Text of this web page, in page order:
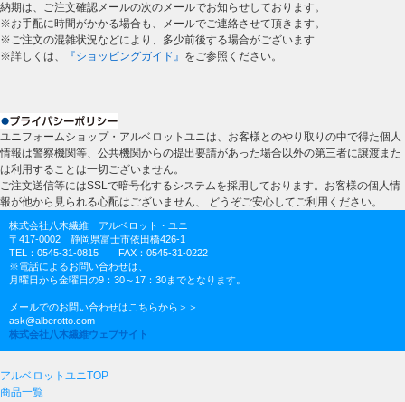
納期は、ご注文確認メールの次のメールでお知らせしております。
※お手配に時間がかかる場合も、メールでご連絡させて頂きます。
※ご注文の混雑状況などにより、多少前後する場合がございます
※詳しくは、
『ショッピングガイド』 をご参照ください。
ユニフォームショップ・アルベロットユニは、お客様とのやり取りの中で得た個人
情報は警察機関等、公共機関からの提出要請があった場合以外の第三者に譲渡また
は利用することは一切ございません。
ご注文送信等にはSSLで暗号化するシステムを採用しております。お客様の個人情
報が他から見られる心配はございません、 どうぞご安心してご利用ください。
株式会社八木繊維 アルベロット・ユニ
〒417-0002 静岡県富士市依田橋426-1
TEL：0545-31-0815 FAX：0545-31-0222
※電話によるお問い合わせは、
月曜日から金曜日の9：30～17：30までとなります。
メールでのお問い合わせはこちらから＞＞
ask@alberotto.com
株式会社八木繊維ウェブサイト
アルベロットユニTOP
商品一覧